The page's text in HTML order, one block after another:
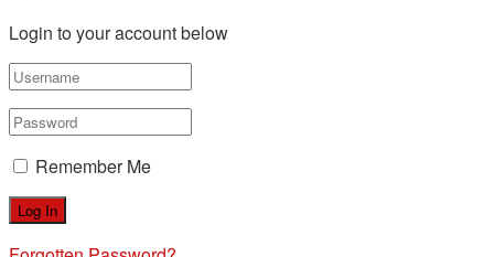
Login to your account below
Remember Me